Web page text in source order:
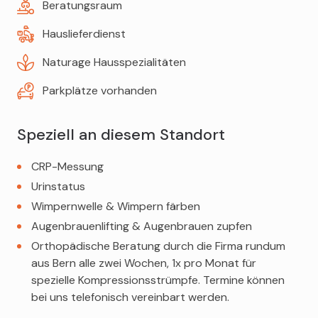
Milchpumpen
Teppichreiniger
Beratungsraum
Hauslieferdienst
Naturage Hausspezialitäten
Parkplätze vorhanden
Speziell an diesem Standort
CRP-Messung
Urinstatus
Wimpernwelle & Wimpern färben
Augenbrauenlifting & Augenbrauen zupfen
Orthopädische Beratung durch die Firma rundum
aus Bern alle zwei Wochen, 1x pro Monat für
spezielle Kompressionsstrümpfe. Termine können
bei uns telefonisch vereinbart werden.